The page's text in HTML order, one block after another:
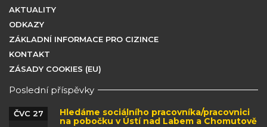
AKTUALITY
ODKAZY
ZÁKLADNÍ INFORMACE PRO CIZINCE
KONTAKT
ZÁSADY COOKIES (EU)
Poslední příspěvky
Hledáme sociálního pracovníka/pracovnici
na pobočku v Ústí nad Labem a Chomutově
ČVC 27